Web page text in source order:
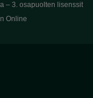
– 3. osapuolten lisenssit
Online